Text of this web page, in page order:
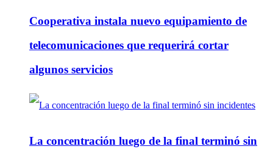
Cooperativa instala nuevo equipamiento de
telecomunicaciones que requerirá cortar
algunos servicios
La concentración luego de la final terminó sin